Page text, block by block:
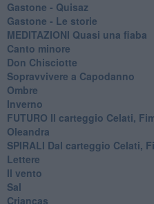
Gastone - Quisaz
Gastone - Le storie
MEDITAZIONI Quasi una fiaba
Canto minore
Don Chisciotte
Sopravvivere a Capodanno
Ombre
Inverno
FUTURO Il carteggio Celati,
Oleandra
SPIRALI Dal carteggio Celati,
Lettere
Il vento
Sal
Crianças